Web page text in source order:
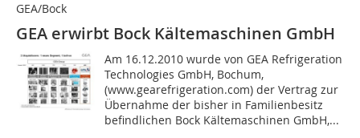
GEA/Bock
GEA erwirbt Bock Kältemaschinen GmbH
Am 16.12.2010 wurde von GEA Refrigeration
Technologies GmbH, Bochum,
(www.gearefrigeration.com) der Vertrag zur
Übernahme der bisher in Familienbesitz
befindlichen Bock Kältemaschinen GmbH,...